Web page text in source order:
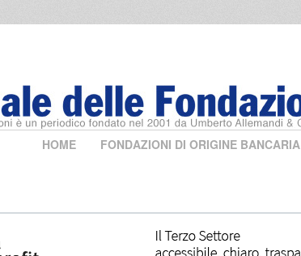
HOME FONDAZIONI DI ORIGINE BANCARIA